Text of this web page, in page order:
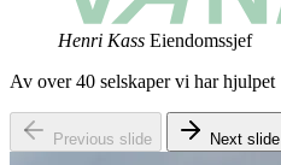
Henri Kass Eiendomssjef
Av over 40 selskaper vi har hjulpet
Previous slide Next slide